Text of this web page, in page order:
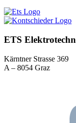
ETS
Kärntner Strasse 369
A – 8054 Graz